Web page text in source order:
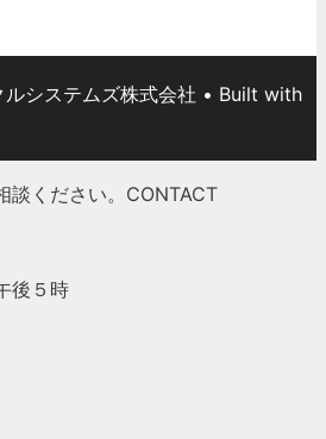
システムズ株式会社 • Built with
ください。 CONTACT
後５時